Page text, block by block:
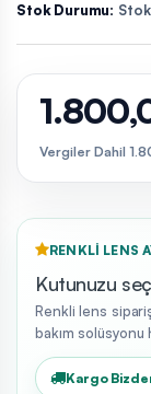
Stok Durumu:
Vergiler Dahil
RENKLI LENS
Kutunuzu
Renkli lens
bakım
Kargo